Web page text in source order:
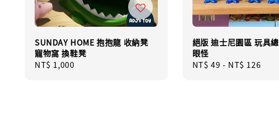
SUNDAY HOME 抱抱龍 收納凳
寵物窩 換鞋凳
Regular
NT$ 1,000
絕版 迪士尼園區 玩具
眼怪
Regular
NT$ 49 - NT$ 126